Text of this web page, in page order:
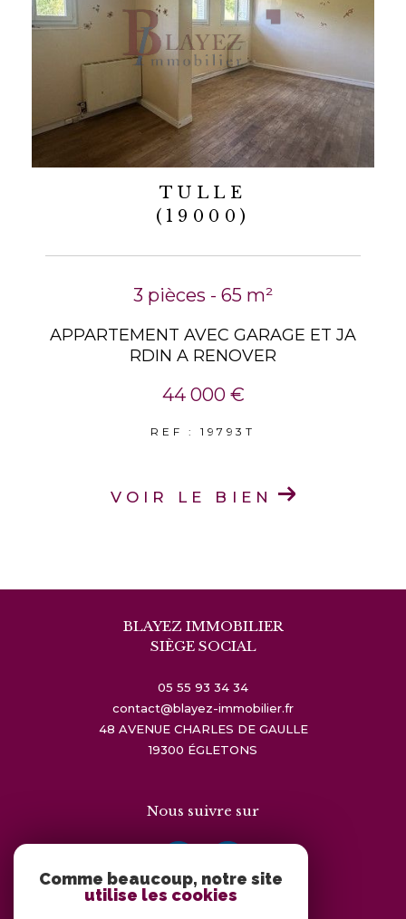
TULLE
(19000)
3 pièces - 65 m²
APPARTEMENT AVEC GARAGE ET JA
RDIN A RENOVER
44 000 €
REF : 19793T
VOIR LE BIEN
BLAYEZ IMMOBILIER
SIÈGE SOCIAL
05 55 93 34 34
contact@blayez-immobilier.fr
48 AVENUE CHARLES DE GAULLE
19300
ÉGLETONS
Nous suivre sur
Comme beaucoup, notre site
utilise les cookies